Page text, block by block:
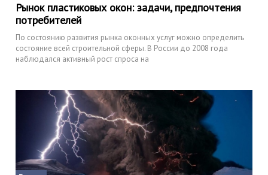
Рынок пластиковых окон: задачи, предпочтения
потребителей
По состоянию развития рынка оконных услуг можно определить
состояние всей строительной сферы. В России до 2008 года
наблюдался активный рост спроса на